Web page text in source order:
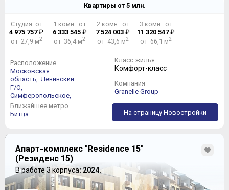
Квартиры от 5млн.
Студия от
4 975 757₽
от 27,9 м2
1 комн. от
6 333 545₽
от 36,4 м2
2 комн. от
7 524 003 ₽
от 43,6 м2
3 комн. от
11 320 547₽
от 66,1 м2
Расположение
Московская
область, Ленинский
Г/О,
Симферопольское,
Ближайшее метро
Битца
Класс жилья
Комфорт-класс
Компания
Granelle Group
На страницу Новостройки
Апарт-комплекс "Residence 15"
(Резиденс 15)
В работе 3 корпуса: 2024.